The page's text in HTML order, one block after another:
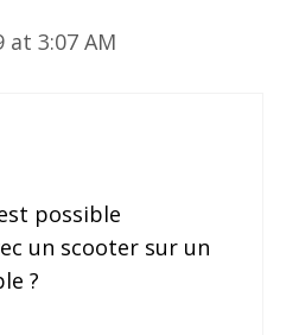
at 3:07 AM
possible
un scooter sur un
?